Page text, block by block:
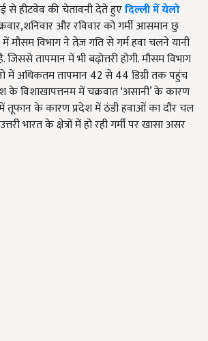
से हीटवेव की चेतावनी देते हुएदिल्ली में येलो
और रविवार को गर्मी आसमान छु
मौसम विभाग ने तेज़ गति से गर्म हवा चलने यानी
जिससे तापमान में भी बढ़ोत्तरी होगी. मौसम विभाग
में अधिकतम तापमान 42 से 44 डिग्री तक पहुंच
के विशाखापत्तनम में चक्रवात ‘असानी’ के कारण
में तूफान के कारण प्रदेश में ठंडी हवाओं का दौर चल
भारत के क्षेत्रों में हो रही गर्मी पर खासा असर